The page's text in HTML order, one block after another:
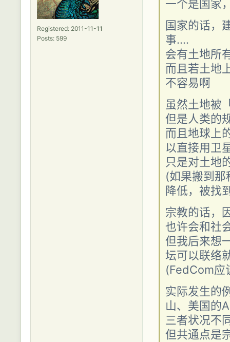
Registered: 2011-11-11
Posts: 599
一个是国家
国家的话，
事....
会有土地所
而且若土地
不容易啊
虽然土地被
但是人类的
而且地球上
以直接用卫
只是对土地
(如果搬到
降低，被找
宗教的话，
也许会和社
但我后来想
坛可以联络
(FedCom应
实际发生的
山、美国的
三者状况不
但共通点是